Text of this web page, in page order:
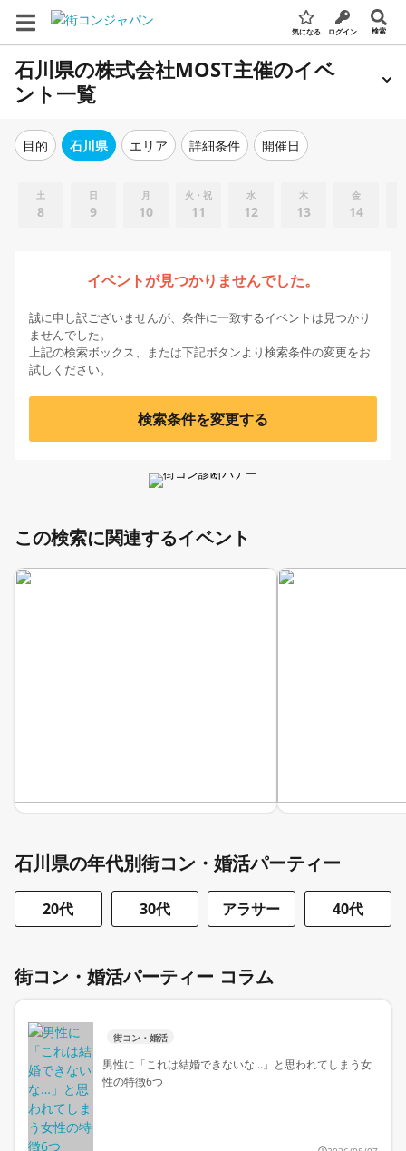
気になる ログイン 検索
石川県の株式会社MOST主催のイベ
ント一覧
目的 石川県 エリア 詳細条件 開催日
土
8
日
9
月
10
火・祝
11
水
12
木
13
金
14
イベントが見つかりませんでした。
誠に申し訳ございませんが、条件に一致するイベントは見つかり
ませんでした。
上記の検索ボックス、または下記ボタンより検索条件の変更をお
試しください。
検索条件を変更する
この検索に関連するイベント
石川県の年代別街コン・婚活パーティー
20代 30代 アラサー 40代
街コン・婚活パーティー コラム
街コン・婚活
男性に「これは結婚できないな…」と思われてしまう女
性の特徴6つ